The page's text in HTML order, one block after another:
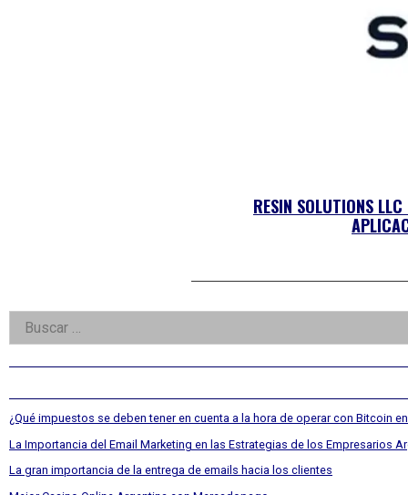
RESIN SOLUTIONS
Right
Asides
Buscar:
¿Qué impuestos se deben tener en cuenta a la hora de operar con Bitcoin
La Importancia del Email Marketing en las Estrategias de los Empresarios
La gran importancia de la entrega de emails hacia los clientes